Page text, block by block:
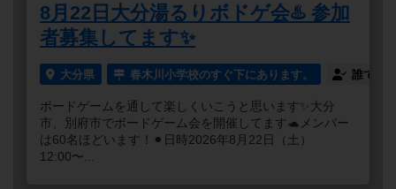
8月22日大分湯るりボドゲ会♨️ 参加
者募集してます✨
大分県 春木川小学校のすぐ下にあります。 誰でも
ボードゲームを通して楽しくいこうと思います✨大分
市、別府市でボードゲーム会を開催してます🐢メンバー
は60名ほどいます！⚫︎日時2026年8月22日（土）
12:00〜...